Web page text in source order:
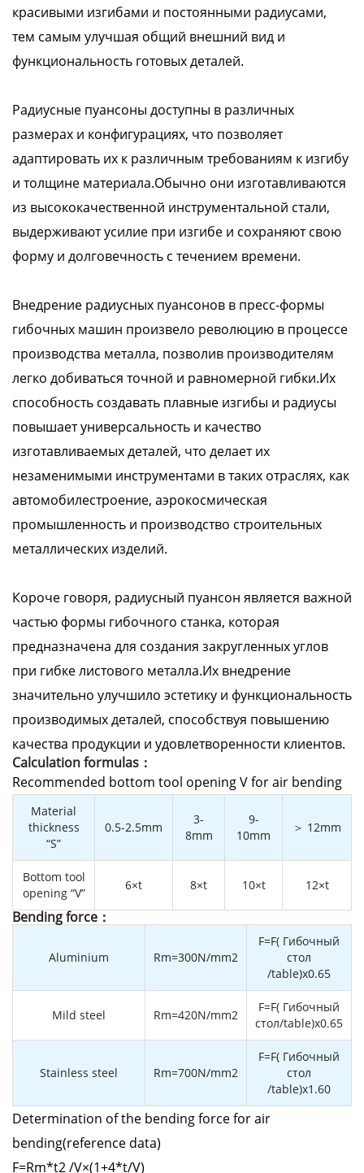
красивыми изгибами и постоянными радиусами,
тем самым улучшая общий внешний вид и
функциональность готовых деталей.
Радиусные пуансоны доступны в различных
размерах и конфигурациях, что позволяет
адаптировать их к различным требованиям к изгибу
и толщине материала.Обычно они изготавливаются
из высококачественной инструментальной стали,
выдерживают усилие при изгибе и сохраняют свою
форму и долговечность с течением времени.
Внедрение радиусных пуансонов в пресс-формы
гибочных машин произвело революцию в процессе
производства металла, позволив производителям
легко добиваться точной и равномерной гибки.Их
способность создавать плавные изгибы и радиусы
повышает универсальность и качество
изготавливаемых деталей, что делает их
незаменимыми инструментами в таких отраслях, как
автомобилестроение, аэрокосмическая
промышленность и производство строительных
металлических изделий.
Короче говоря, радиусный пуансон является важной
частью формы гибочного станка, которая
предназначена для создания закругленных углов
при гибке листового металла.Их внедрение
значительно улучшило эстетику и функциональность
производимых деталей, способствуя повышению
качества продукции и удовлетворенности клиентов.
Calculation formulas：
Recommended bottom tool opening V for air bending
Material
thickness
“S”
0.5-2.5mm
3-
8mm
9-
10mm
＞ 12mm
Bottom tool
opening “V”
6×t 8×t 10×t 12×t
Bending force：
Aluminium Rm=300N/mm2
F=F( Гибочный
стол
/table)x0.65
Mild steel Rm=420N/mm2
F=F( Гибочный
стол/table)x0.65
Stainless steel Rm=700N/mm2
F=F( Гибочный
стол
/table)x1.60
Determination of the bending force for air
bending(reference data)
F=Rm*t2 /V×(1+4*t/V)